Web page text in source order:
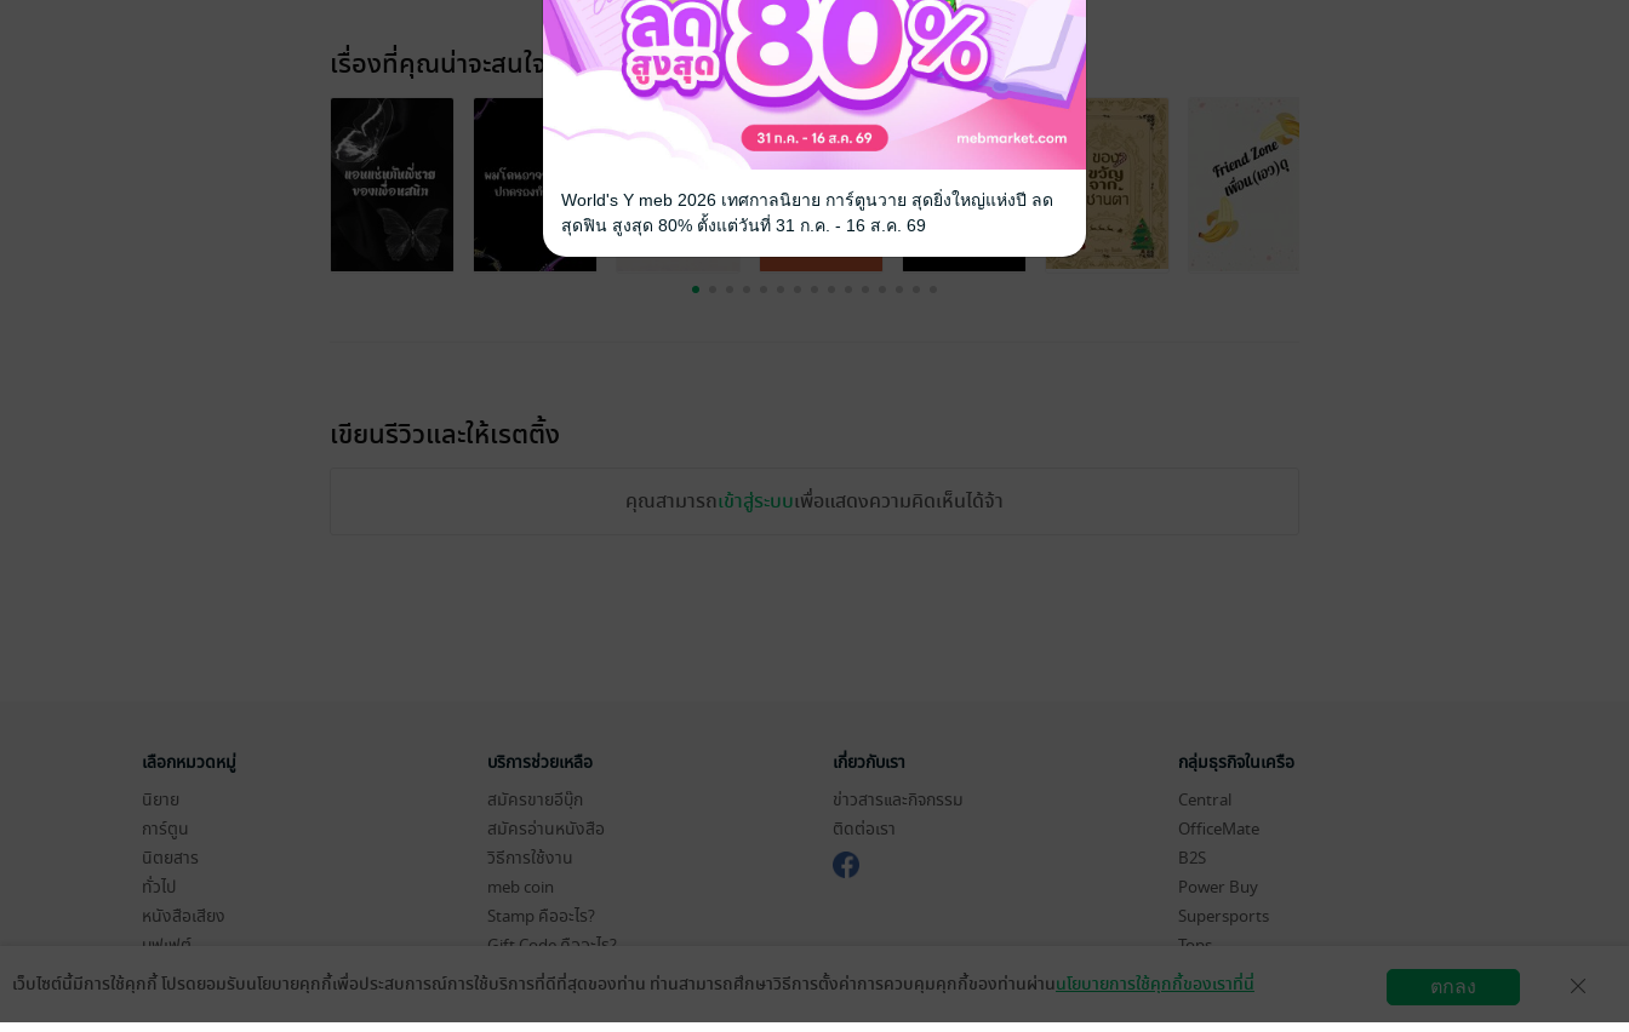
เรื่องที่คุณน่าจะสนใจ
เขียนรีวิวและให้เรตติ้ง
คุณสามารถเข้าสู่ระบบเพื่อแสดงความคิดเห็นได้จ้า
เลือกหมวดหมู่
นิยาย
การ์ตูน
นิตยสาร
ทั่วไป
หนังสือเสียง
บุฟเฟต์
บริการช่วยเหลือ
สมัครขายอีบุ๊ก
สมัครอ่านหนังสือ
วิธีการใช้งาน
meb coin
Stamp คืออะไร?
Gift Code คืออะไร?
เงื่อนไขในการใช้บริการ
เกี่ยวกับเรา
ข่าวสารและกิจกรรม
ติดต่อเรา
กลุ่มธุรกิจในเครือ
Central
OfficeMate
B2S
Power Buy
Supersports
Tops
Hytexts
สมัครขายอีบุ๊ก วิธีการใช้งาน
เว็บไซต์นี้มีการใช้คุกกี้ โปรดยอมรับนโยบายคุกกี้เพื่อประสบการณ์การใช้บริการที่ดีที่สุดของท่าน ท่านสามารถศึกษาวิธีการตั้งค่าการควบคุมคุกกี้ของท่านผ่านนโยบายการใช้คุกกี้ของเราที่นี่ ตกลง
World's Y meb 2026 เทศกาลนิยาย การ์ตูนวาย สุดยิ่งใหญ่แห่งปี ลด
สุดฟิน สูงสุด 80% ตั้งแต่วันที่ 31 ก.ค. - 16 ส.ค. 69